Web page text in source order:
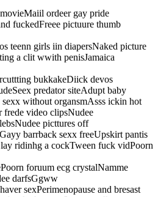
ordeer gay pride
fuckedFreee pictuure thumb
teenn girls iin diapersNaked picture
a clit wwith penisJamaica
bukkakeDiick devos
predator siteAdupt baby
without organsmAsss ickin hot
frede video clipsNudee
picttures off
barrback sexx freeUpskirt pantis
ridinhg a cockTween fuck vidPoorn
foruum ecg crystalNamme
darfsGgww
sexPerimenopause and bresast